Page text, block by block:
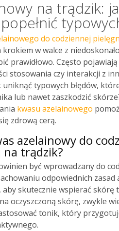
na trądzik:
do codziennej
w walce z
prawidłowo. Często
stosowania czy interakcji z
typowych błędów,
lub nawet zaszkodzić
kwasu azelainowego
zdrową cerą.
azelainowy do
na trądzik?
być wprowadzany do
odpowiednich zasad
aby skutecznie wspierać skórę
oczyszczoną skórę, zwykle
tonik, który